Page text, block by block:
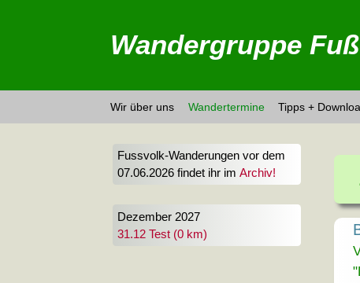
Wandergruppe
Wir über uns Wandertermine Tipps +
Fussvolk-Wanderungen vor dem
07.06.2026 findet ihr im Archiv!
Dezember 2027
31.12 Test (0 km)